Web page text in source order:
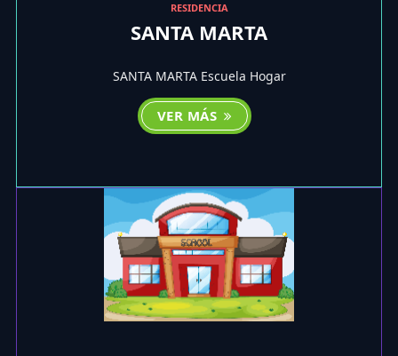
RESIDENCIA
SANTA MARTA
SANTA MARTA Escuela Hogar
VER MÁS